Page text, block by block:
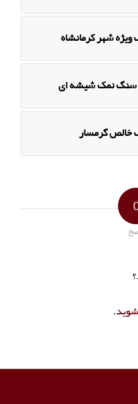
شهر کرمانشاه
سنگ نمک شیشه ای
گرمسار
.